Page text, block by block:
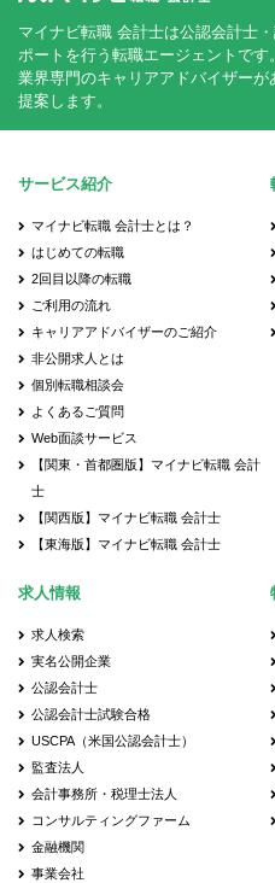
マイナビ転職 会計士は公認会計士
ポートを行う転職エージェントです。
業界専門のキャリアアドバイザー
提案します。
サービス紹介
マイナビ転職 会計士とは？
はじめての転職
2回目以降の転職
ご利用の流れ
キャリアアドバイザーのご紹介
非公開求人とは
個別転職相談会
よくあるご質問
Web面談サービス
【関東・首都圏版】マイナビ転職 会計
士
【関西版】マイナビ転職 会計士
【東海版】マイナビ転職 会計士
求人情報
求人検索
実名公開企業
公認会計士
公認会計士試験合格
USCPA（米国公認会計士）
監査法人
会計事務所・税理士法人
コンサルティングファーム
金融機関
事業会社